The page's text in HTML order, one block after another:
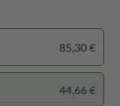
85,30 €
44,66 €